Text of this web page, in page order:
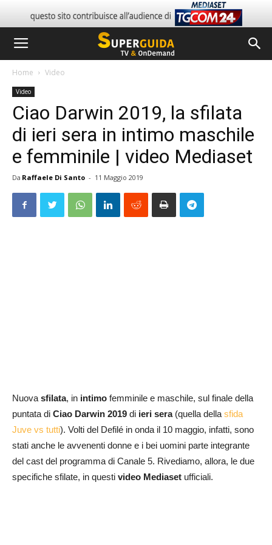
Home Video
Video
Ciao Darwin 2019, la sfilata
di ieri sera in intimo maschile
e femminile | video Mediaset
Da Raffaele Di Santo - 11 Maggio 2019
Nuovasfilata, in intimo femminile e maschile, sul finale della
puntata di Ciao Darwin 2019 di ieri sera (quella dellasfida
Juve vs tutti). Volti del Defilé in onda il 10 maggio, infatti, sono
stati anche le avvenenti donne e i bei uomini parte integrante
del cast del programma di Canale 5. Rivediamo, allora, le due
specifiche sfilate, in questi video Mediaset ufficiali.